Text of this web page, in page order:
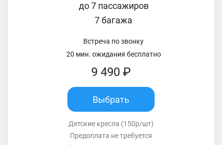
до 7 пассажиров
7 багажа
Встреча по звонку
20 мин. ожидания бесплатно
9 490 ₽
Выбрать
Детские кресла (150р/шт)
Предоплата не требуется